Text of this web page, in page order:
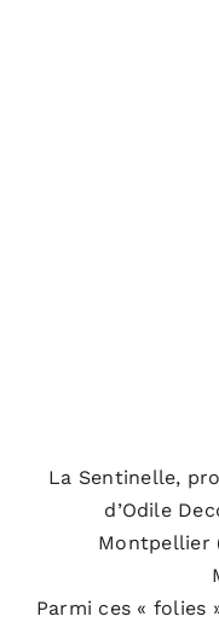
La Sentinelle,
d’Odile
Montpellier
Parmi ces « folies